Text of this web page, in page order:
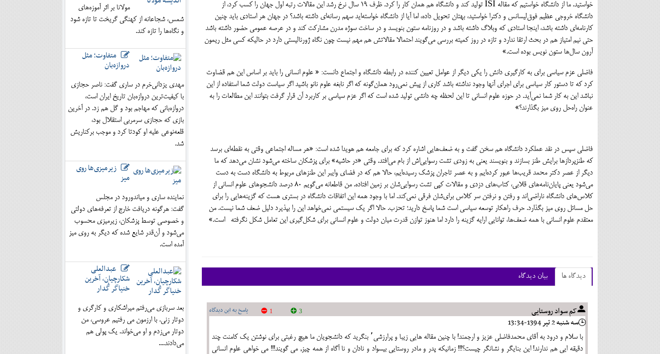
خواستيد. ما از دانشگاه خواستيم كه مقاله ISI توليد كند و دانشگاه هم همان كار را كرد. ظرف ١٩ سال نرخ رشد اين مقالات رتبه اول جهان را كسب كرد، از
دانشگاه خروجي عظيم فوق‌ليسانس و دكترا خواستيد، بهتان تحويل داده، اما آيا از دانشگاه خواسته‌ايد سهم رسانه‌اي داشته باشد؟ در جهان هر استادي بايد چنين
كارنامه‌اي داشته باشد، اينجا استادي كه وبلاگ داشته باشد و در روزنامه ستون بنويسد و در ساخت سوژه مدرن مشاركت كند و در عرصه عمومي حضور داشته باشد
حتي نيم امتياز هم در بحث ارتقا ندارد و تازه در روز كميته بررسي مي‌گويند احتمالا مقالاتش هم مهم نيست چون نگاه ژورناليستي دارد در حاليكه كسي مثل ريمون
آرون سال‌ها ستون نويس بوده است.»
فاضلي عزم سياسي براي به كار‌گيري دانش را يكي ديگر از عوامل تعيين كننده در رابطه دانشگاه و اجتماع دانست: « علوم انساني را بايد بر اساس اين هم قضاوت
كرد كه تا دستور كار سياسي براي اجراي آنها وجود نداشته باشد كاري از پيش نمي‌رود همان‌گونه كه اگر نابغه علوم نانو باشيد اگر سياست دولت شما استفاده از اين
نباشد اين به كار شما نمي‌آيد. در حوزه علوم انساني تا اين لحظه چه دانشي توليد شده است كه اگر عزم سياسي بر كاربرد آن قرار گرفت بتوانند اين مطالعات را به
عنوان راه‌حل روي ميز بگذارند؟»
فاضلي سپس در نقد عملكرد دانشگاه هم سخن گفت و به ضعف‌هايي اشاره كرد كه براي جامعه هم هويدا شده است: «هر مساله اجتماعي وقتي به نقطه‌اي برسد
كه طنزپردازها برايش طنز بسازند و بنويسند يعني به زودي تشت رسوايي‌اش از بام مي‌افتد. وقتي «در حاشيه» براي پزشكان ساخته مي‌شود نشان مي‌دهد كه ما
ديگر از عصر دكتر محمد قريب‌ها عبور كرده‌ايم و به عصر تاجران پزشك رسيده‌ايم، حالا هم كه در فضاي وايبر اين طنزهاي مربوط به دانشگاه دست به دست
مي‌شود يعني پايان‌نامه‌هاي قلابي، كتاب‌هاي دزدي و مقالات كپي تشت رسوايي‌شان بر زمين افتاده. من قاطعانه مي‌گويم ٨٠ درصد دانشجوهاي علوم انساني از
كلاس‌هاي دانشگاه ناراضي‌اند و رفتن و نرفتن سر كلاس براي‌شان فرقي نمي‌كند. اما با وجود همه اين اتفاقات دانشگاه در بستري هست كه گزينه‌هايي را براي
حل مسائل روي ميز بگذارد. حرف راهكار توسعه سياسي است شما پاسخ داريد؛ تحزب. حالا اگر يك سيستمي نمي‌خواهد اين را بپذيرد دليل ضعف شما نيست. من
معتقدم علوم انساني با همه ضعف‌ها، توانايي ارايه گزينه را دارد اما هنوز توازن قدرت ميان دولت و علوم انساني براي شكل‌گيري اين تعامل شكل نگرفته است.»
دیدگاه ها بیان دیدگاه
کم سواد روستایی پاسخ به این دیدگاه 3
1
سه شنبه 2 تير 1394-13:34
با سلام و درود به آقای محمدفاضلی عزیز و ارجمند! با چنین مقاله هایی زیبا و پرارزشی٬ بنگرید که دانشجویان ما هیچ رغبتی برای نوشتن یک کامنت چند
دقیقه ایی هم ندارند! این بنایگر و نشانگر چیست؟!!! زمانیکه پدر و مادر روستایی بیسواد و نادان و نا آگاه از همه چیز, می گویند!!! می خواهی علوم انسانی
مولانا بر اثر آموزه‌های
شمس، شجاعانه از کهنگی گریخت تا تازه شود
و نگاه‌ها را تازه کند.
متفاوت؛ مثل
دروازه‌بان
مهدی یزدانی‌خرم در ساری گفت: ناصر حجازی
با کیفیت‌ترین دروازه‌بان تاریخ ایران است،
دروازه‌بانی که مهاجم بود و گل هم زد. در آخرین
بازی که حجازی سرمربی استقلال بود،
قلعه‌نوعی علیه او کودتا کرد و موجب برکناریش
شد.
زیرمیزی‌ها روی
میز
نماینده ساری و میاندورود در مجلس
گفت: هرگونه دریافت خارج از تعرفه‌های دولتی
و خصوصی توسط پزشکان، زیرمیزی محسوب
می‌شود و آن‌قدر شایع شده که دیگر به روی میز
آمده است.
عبدالعلی
شکارچیان، آخرین
خنیاگر گُدار
بعد سربازی می‌رفتم میراشکاری و کارگری و
دوتار زنی. با ارزمون می رفتیم عروسی، من
دوتار می‌زدم و او می‌خواند. یک پولی هم
می‌دادند....